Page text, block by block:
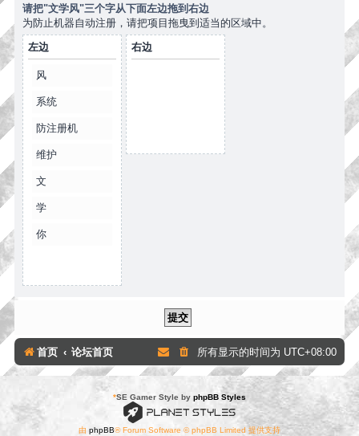
请把"文学风"三个字从下面左边拖到右边
为防止机器自动注册，请把项目拖曳到适当的区域中。
左边
风
系统
防注册机
维护
文
学
你
右边
首页 论坛首页 所有显示的时间为 UTC+08:00
*SE Gamer Style by phpBB Styles
由 phpBB® Forum Software © phpBB Limited 提供支持